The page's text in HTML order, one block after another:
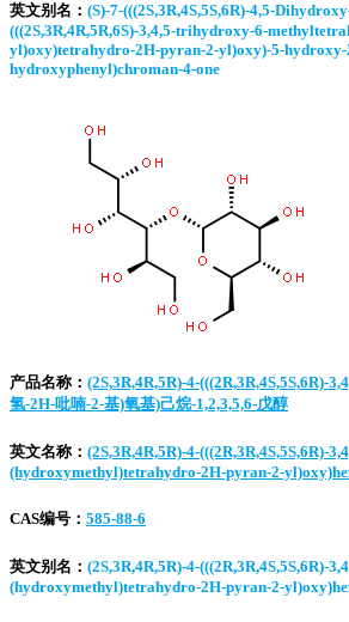
英文别名： (S)-7-(((2S,3R,4S,5S,6R)-4,5-
(((2S,3R,4R,5R,6S)-3,4,5-trihydroxy-6-
yl)oxy)tetrahydro-2H-pyran-2-yl)oxy)-5-hydroxy-
hydroxyphenyl)chroman-4-one
产品名称： (2S,3R,4R,5R)-4-(((2R,3R,4S,5S,6R)-
氢-2H-吡喃-2-基)氧基)己烷-1,2,3,5,6-戊醇
英文名称： (2S,3R,4R,5R)-4-(((2R,3R,4S,5S,6R)-
(hydroxymethyl)tetrahydro-2H-pyran-2-
CAS编号： 585-88-6
英文别名： (2S,3R,4R,5R)-4-(((2R,3R,4S,5S,6R)-
(hydroxymethyl)tetrahydro-2H-pyran-2-